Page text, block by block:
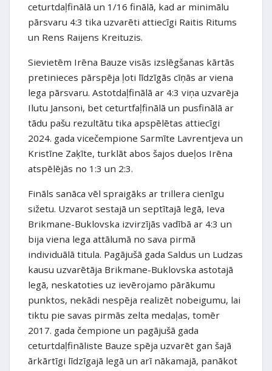
ceturtdaļfinālā un 1/16 finālā, kad ar minimālu
pārsvaru 4:3 tika uzvarēti attiecīgi Raitis Ritums
un Rens Raijens Kreituzis.
Sievietēm Irēna Bauze visās izslēgšanas kārtās
pretinieces pārspēja ļoti līdzīgās cīņās ar viena
lega pārsvaru. Astotdaļfinālā ar 4:3 viņa uzvarēja
Ilutu Jansoni, bet ceturtfaļfinālā un pusfinālā ar
tādu pašu rezultātu tika apspēlētas attiecīgi
2024. gada vicečempione Sarmīte Lavrentjeva un
Kristīne Zaķīte, turklāt abos šajos dueļos Irēna
atspēlējās no 1:3 un 2:3.
Fināls sanāca vēl spraigāks ar trillera cienīgu
sižetu. Uzvarot sestajā un septītajā legā, Ieva
Brikmane-Buklovska izvirzījās vadībā ar 4:3 un
bija viena lega attālumā no sava pirmā
individuālā titula. Pagājušā gada Saldus un Ludzas
kausu uzvarētāja Brikmane-Buklovska astotajā
legā, neskatoties uz ievērojamo pārākumu
punktos, nekādi nespēja realizēt nobeigumu, lai
tiktu pie savas pirmās zelta medaļas, tomēr
2017. gada čempione un pagājušā gada
ceturtdaļfināliste Bauze spēja uzvarēt gan šajā
ārkārtīgi līdzīgajā legā un arī nākamajā, panākot